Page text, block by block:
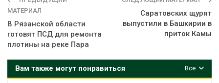
МАТЕРИАЛ
В Рязанской области
готовят ПСД для ремонта
плотины на реке Пара
Саратовских щурят
выпустили в Башкирии в
приток Камы
Все
Вам также могут понравиться